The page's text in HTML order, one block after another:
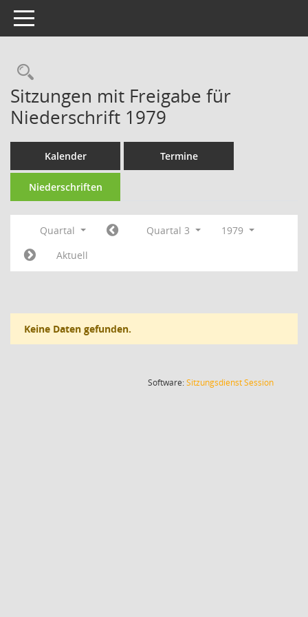
Toggle navigation
Rechercheauswahl
Sitzungen mit Freigabe für
Niederschrift 1979
Kalender Termine
Niederschriften
Quartal Quartal 3
1979
Aktuell
Keine Daten gefunden.
Software:SitzungsdienstSession(Wird in